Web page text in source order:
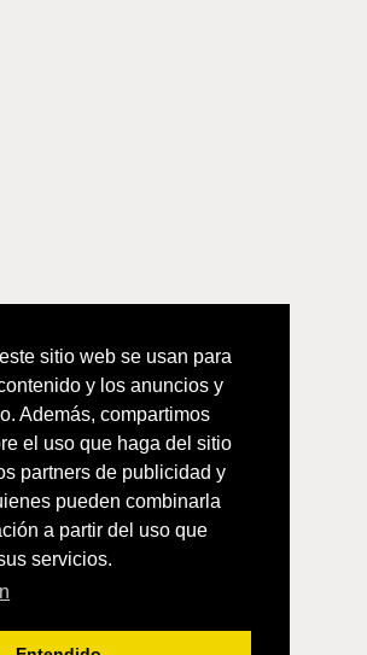
sitio web se usan para
y los anuncios y
Además, compartimos
el uso que haga del sitio
partners de publicidad y
pueden combinarla
a partir del uso que
servicios.